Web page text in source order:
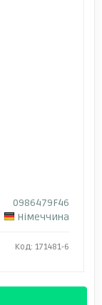
0986479F46
Німеччина
Код: 171481-6